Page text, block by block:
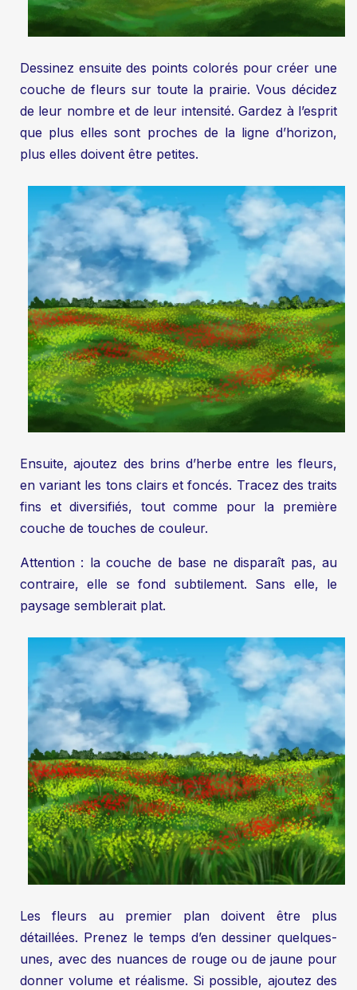
Dessinez ensuite des points colorés pour créer une
couche de fleurs sur toute la prairie. Vous décidez
de leur nombre et de leur intensité. Gardez à l’esprit
que plus elles sont proches de la ligne d’horizon,
plus elles doivent être petites.
Ensuite, ajoutez des brins d’herbe entre les fleurs,
en variant les tons clairs et foncés. Tracez des traits
fins et diversifiés, tout comme pour la première
couche de touches de couleur.
Attention : la couche de base ne disparaît pas, au
contraire, elle se fond subtilement. Sans elle, le
paysage semblerait plat.
Les fleurs au premier plan doivent être plus
détaillées. Prenez le temps d’en dessiner quelques-
unes, avec des nuances de rouge ou de jaune pour
donner volume et réalisme. Si possible, ajoutez des